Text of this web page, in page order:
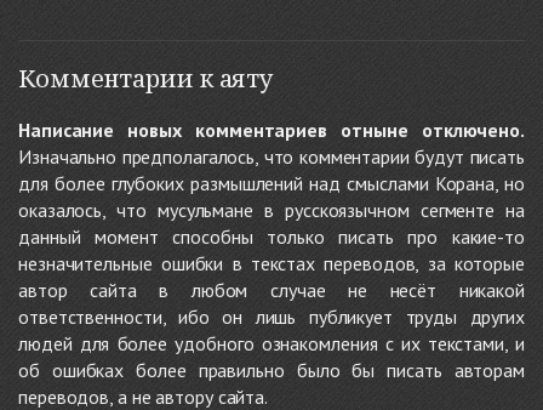
Комментарии к аяту
Написание новых комментариев отныне отключено.
Изначально предполагалось, что комментарии будут писать
для более глубоких размышлений над смыслами Корана, но
оказалось, что мусульмане в русскоязычном сегменте на
данный момент способны только писать про какие-то
незначительные ошибки в текстах переводов, за которые
автор сайта в любом случае не несёт никакой
ответственности, ибо он лишь публикует труды других
людей для более удобного ознакомления с их текстами, и
об ошибках более правильно было бы писать авторам
переводов, а не автору сайта.